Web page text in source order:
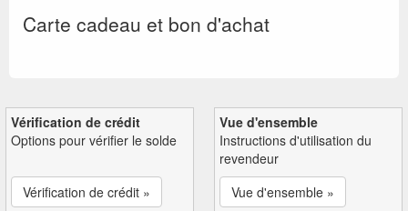
Carte cadeau et bon d'achat
Vérification de crédit
Options pour vérifier le solde
Vérification de crédit »
Vue d'ensemble
Instructions d'utilisation du
revendeur
Vue d'ensemble »